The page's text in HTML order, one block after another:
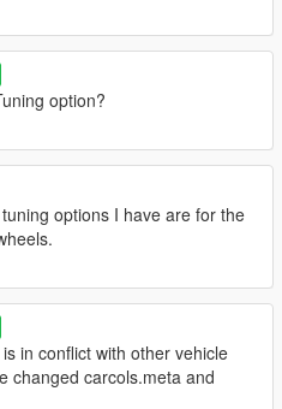
option?
options I have are for the
in conflict with other vehicle
changed carcols.meta and